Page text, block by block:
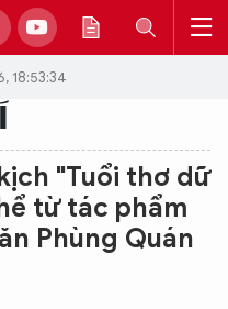
18:53:34
"Tuổi thơ dữ
từ tác phẩm
Phùng Quán